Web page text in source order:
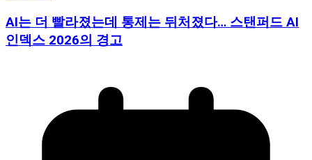
AI는 더 빨라졌는데 통제는 뒤처졌다… 스탠퍼드 AI
인덱스 2026의 경고